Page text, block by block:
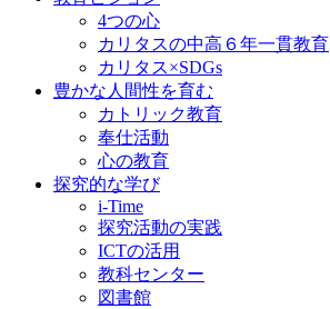
4つの心
カリタスの中高６年一貫教育
カリタス×SDGs
豊かな人間性を育む
カトリック教育
奉仕活動
心の教育
探究的な学び
i-Time
探究活動の実践
ICTの活用
教科センター
図書館